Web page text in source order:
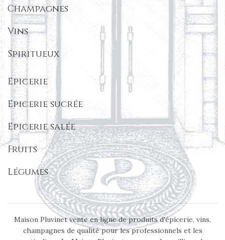
Champagnes
Vins
Spiritueux
Epicerie
Epicerie sucrée
Epicerie salée
Fruits
Légumes
Maison Pluvinet vente en ligne de produits d'épicerie, vins,
champagnes de qualité pour les professionnels et les